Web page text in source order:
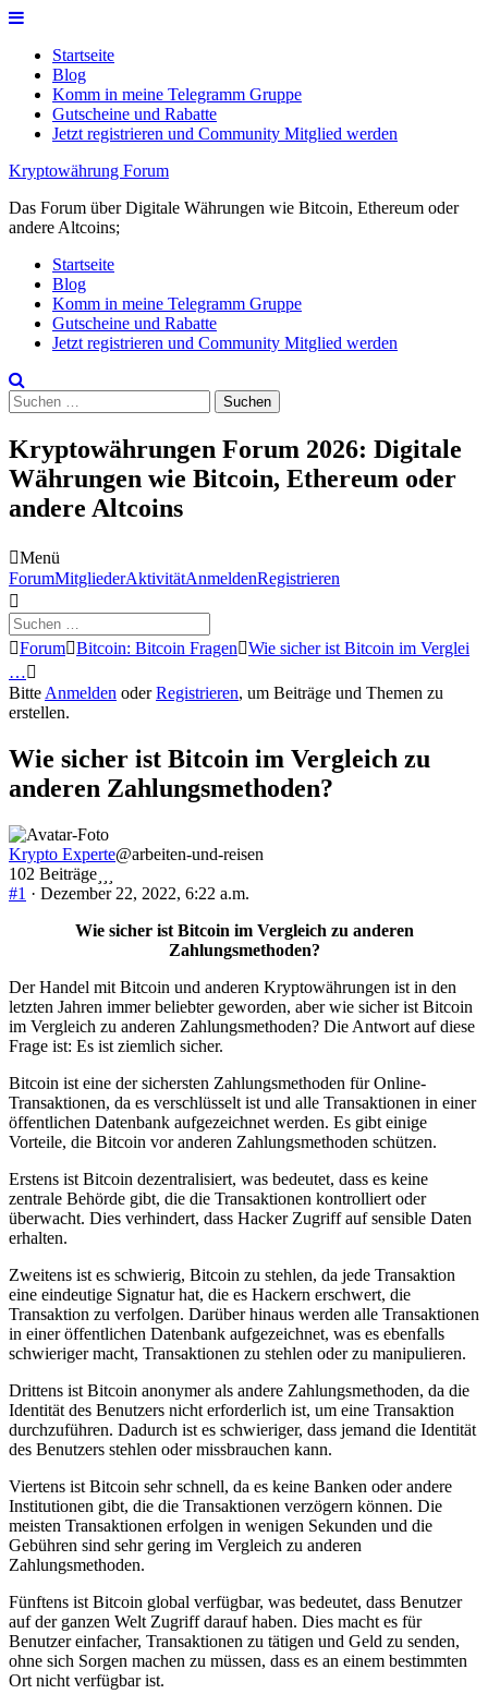
Skip
contentStartseite
Blog
Komm in meine Telegramm Gruppe
Gutscheine und Rabatte
Jetzt registrieren und Community Mitglied werden
Kryptowährung Forum
Das Forum über Digitale Währungen wie Bitcoin, Ethereum oder
andere Altcoins;
Startseite
Blog
Komm in meine Telegramm Gruppe
Gutscheine und Rabatte
Jetzt registrieren und Community Mitglied werden
Suchen
nach:
Kryptowährungen Forum 2026: Digitale
Währungen wie Bitcoin, Ethereum oder
andere Altcoins
Menü
Forum-
Navigation
ForumMitgliederAktivitätAnmeldenRegistrieren
Forum-
Breadcrumbs
-
Du
bist
Forum Bitcoin: Bitcoin Fragen
Wie sicher ist Bitcoin im Verglei
…
Bitte Anmelden oderRegistrieren, um Beiträge und Themen zu
erstellen.
Wie sicher ist Bitcoin im Vergleich zu
anderen Zahlungsmethoden?
Krypto Experte@arbeiten-und-reisen
102 Beiträge
#1 · Dezember 22, 2022, 6:22 a.m.
Wie sicher ist Bitcoin im Vergleich zu anderen
Zahlungsmethoden?
Der Handel mit Bitcoin und anderen Kryptowährungen ist in den
letzten Jahren immer beliebter geworden, aber wie sicher ist Bitcoin
im Vergleich zu anderen Zahlungsmethoden? Die Antwort auf diese
Frage ist: Es ist ziemlich sicher.
Bitcoin ist eine der sichersten Zahlungsmethoden für Online-
Transaktionen, da es verschlüsselt ist und alle Transaktionen in einer
öffentlichen Datenbank aufgezeichnet werden. Es gibt einige
Vorteile, die Bitcoin vor anderen Zahlungsmethoden schützen.
Erstens ist Bitcoin dezentralisiert, was bedeutet, dass es keine
zentrale Behörde gibt, die die Transaktionen kontrolliert oder
überwacht. Dies verhindert, dass Hacker Zugriff auf sensible Daten
erhalten.
Zweitens ist es schwierig, Bitcoin zu stehlen, da jede Transaktion
eine eindeutige Signatur hat, die es Hackern erschwert, die
Transaktion zu verfolgen. Darüber hinaus werden alle Transaktionen
in einer öffentlichen Datenbank aufgezeichnet, was es ebenfalls
schwieriger macht, Transaktionen zu stehlen oder zu manipulieren.
Drittens ist Bitcoin anonymer als andere Zahlungsmethoden, da die
Identität des Benutzers nicht erforderlich ist, um eine Transaktion
durchzuführen. Dadurch ist es schwieriger, dass jemand die Identität
des Benutzers stehlen oder missbrauchen kann.
Viertens ist Bitcoin sehr schnell, da es keine Banken oder andere
Institutionen gibt, die die Transaktionen verzögern können. Die
meisten Transaktionen erfolgen in wenigen Sekunden und die
Gebühren sind sehr gering im Vergleich zu anderen
Zahlungsmethoden.
Fünftens ist Bitcoin global verfügbar, was bedeutet, dass Benutzer
auf der ganzen Welt Zugriff darauf haben. Dies macht es für
Benutzer einfacher, Transaktionen zu tätigen und Geld zu senden,
ohne sich Sorgen machen zu müssen, dass es an einem bestimmten
Ort nicht verfügbar ist.